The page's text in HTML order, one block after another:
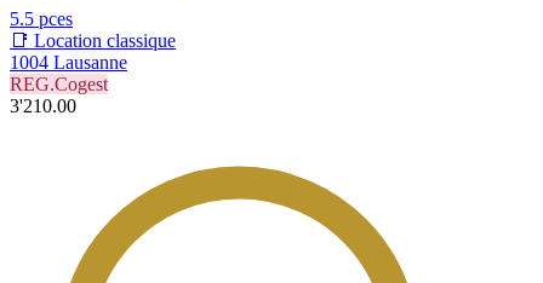
5.5 pces
📑 Location classique
1004 Lausanne
REG.Cogest
3'210.00